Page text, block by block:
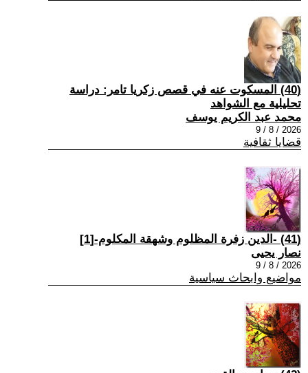
(40) المسكوت عنه في قصص زكريا تامر: دراسة
تحليلية مع الشواهد
محمد عبد الكريم يوسف
2026 / 8 / 9
قضايا ثقافية
(41) -الدين زفرة المظلوم وشهقة المكلوم-[1]
نصار يحيى
2026 / 8 / 9
مواضيع وابحاث سياسية